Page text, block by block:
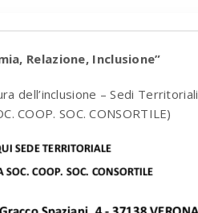
Relazione, Inclusione”
dell’inclusione – Sedi
COOP. SOC. CONSORTILE)